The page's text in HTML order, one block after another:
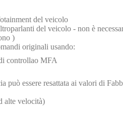
del veicolo
del veicolo - non è
)
originali usando:
controllao MFA
può essere resattata ai valori di
alte velocità)